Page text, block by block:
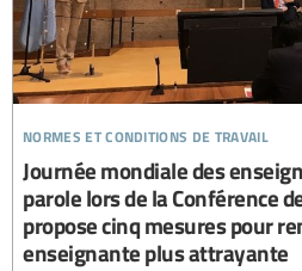
normes et conditions de travail
Journée mondiale des
parole lors de la Conférence
propose cinq mesures pour
enseignante plus attrayante